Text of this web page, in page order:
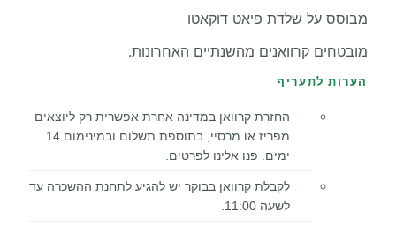
מבוסס על שלדת פיאט דוקאטו
מובטחים קרוואנים מהשנתיים האחרונות.
הערות לתעריף
החזרת קרוואן במדינה אחרת אפשרית רק ליוצאים
מפריז או מרסיי, בתוספת תשלום ובמינימום 14
ימים. פנו אלינו לפרטים.
לקבלת קרוואן בבוקר יש להגיע לתחנת ההשכרה עד
לשעה 11:00.